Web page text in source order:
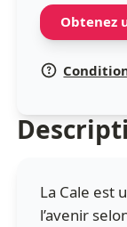
Obtenez
La Cale est
l’avenir